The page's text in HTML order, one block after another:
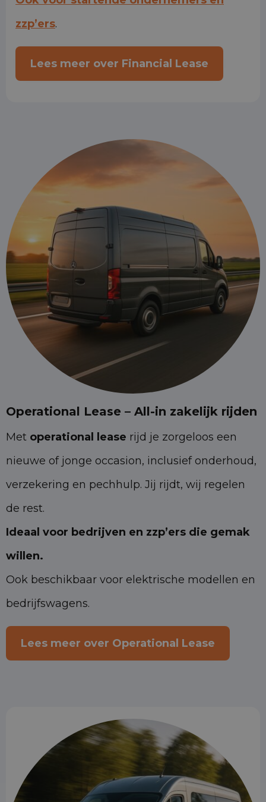
zzp’ers.
Lees meer over Financial Lease
Operational Lease – All-in zakelijk rijden
Met operational lease rijd je zorgeloos een
nieuwe of jonge occasion, inclusief onderhoud,
verzekering en pechhulp. Jij rijdt, wij regelen
de rest.
Ideaal voor bedrijven en zzp’ers die gemak
willen.
Ook beschikbaar voor elektrische modellen en
bedrijfswagens.
Lees meer over Operational Lease